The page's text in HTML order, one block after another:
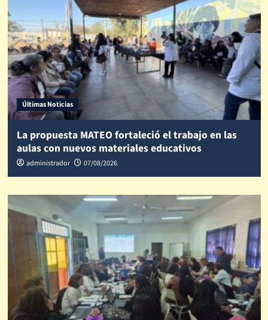
Últimas Noticias
La propuesta MATEO fortaleció el trabajo en las
aulas con nuevos materiales educativos
administrador 07/08/2026